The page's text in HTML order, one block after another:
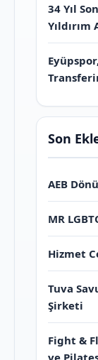
34 Yıl
Son
AEB
MR
Hizmet
Tuva
Şirketi
Fight &
ve